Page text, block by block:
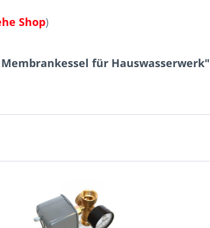
Shop)
für Hauswasserwerk"